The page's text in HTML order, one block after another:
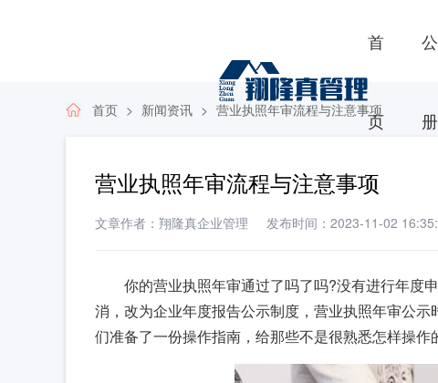
首
页 册
首页 新闻资讯 营业执照年审流程与注意事项
营业执照年审流程与注意事项
文章作者：翔隆真企业管理 发布时间：2023-11-02
你的营业执照年审通过了吗了吗?没有进行年度
消，改为企业年度报告公示制度，营业执照年审公
们准备了一份操作指南，给那些不是很熟悉怎样操作